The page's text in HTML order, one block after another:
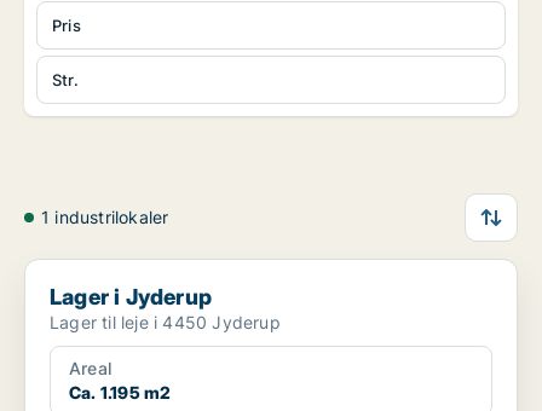
Str.
Pris
1 industrilokaler
Lager i Jyderup
Lager i Jyderup
Lager til leje i 4450 Jyderup
Areal
Ca. 1.195 m2